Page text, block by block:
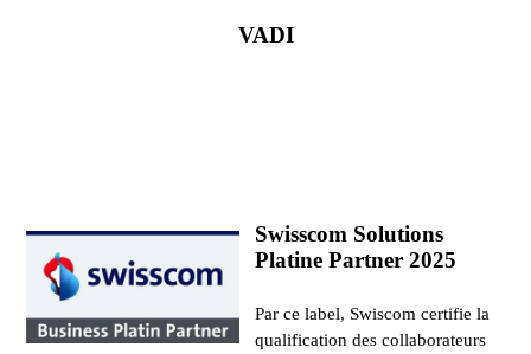
VADI
Swisscom Solutions
Platine Partner 2025
Par ce label, Swiscom certifie la
qualification des collaborateurs